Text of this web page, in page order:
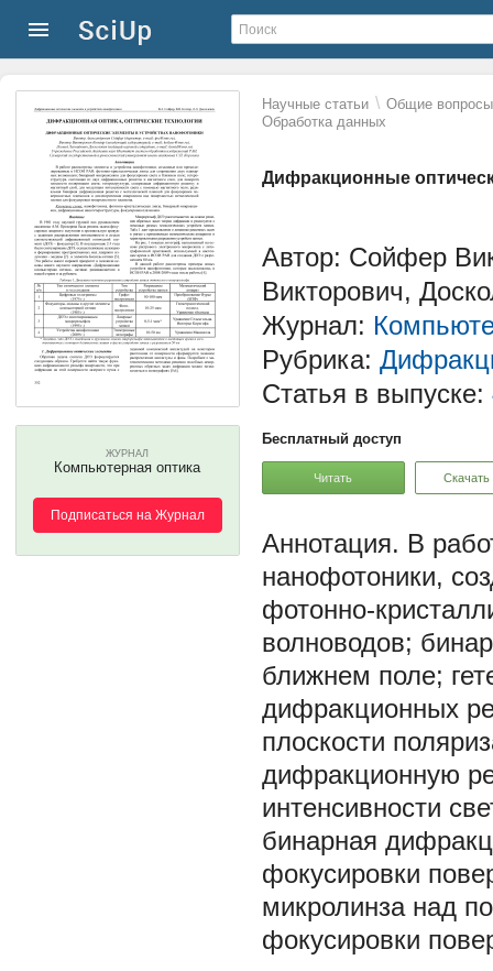
Научные статьи \ Общие вопросы
Обработка данных
Дифракционные
ЖУРНАЛ
Компьютерная оптика
Подписаться на Журнал
Автор: Сойфер
Викторович,
Журнал:
Рубрика:
Статья в выпуске:
Бесплатный доступ
Читать Скачать
В
нанофотоники,
фотонно-
волноводов;
ближнем поле;
дифракционных
плоскости
дифракционную
интенсивности
бинарная
фокусировки
микролинза над
фокусировки